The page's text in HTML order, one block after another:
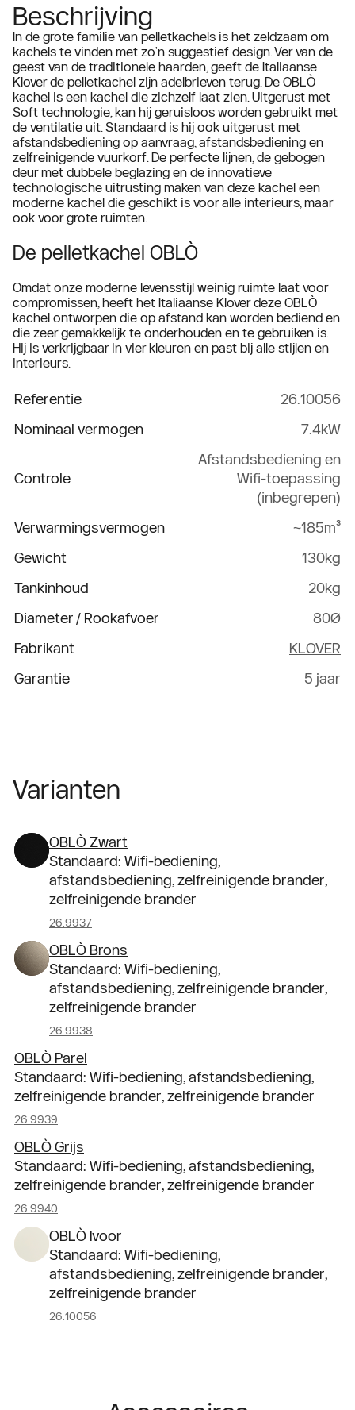
Beschrijving
In de grote familie van pelletkachels is het zeldzaam om
kachels te vinden met zo'n suggestief design. Ver van de
geest van de traditionele haarden, geeft de Italiaanse
Klover de pelletkachel zijn adelbrieven terug. De OBLÒ
kachel is een kachel die zichzelf laat zien. Uitgerust met
Soft technologie, kan hij geruisloos worden gebruikt met
de ventilatie uit. Standaard is hij ook uitgerust met
afstandsbediening op aanvraag, afstandsbediening en
zelfreinigende vuurkorf. De perfecte lijnen, de gebogen
deur met dubbele beglazing en de innovatieve
technologische uitrusting maken van deze kachel een
moderne kachel die geschikt is voor alle interieurs, maar
ook voor grote ruimten.
De pelletkachel OBLÒ
Omdat onze moderne levensstijl weinig ruimte laat voor
compromissen, heeft het Italiaanse Klover deze OBLÒ
kachel ontworpen die op afstand kan worden bediend en
die zeer gemakkelijk te onderhouden en te gebruiken is.
Hij is verkrijgbaar in vier kleuren en past bij alle stijlen en
interieurs.
Referentie
26.10056
Nominaal vermogen
7.4kW
Controle
Afstandsbediening en
Wifi-toepassing
(inbegrepen)
Verwarmingsvermogen
~185m³
Gewicht
130kg
Tankinhoud
20kg
Diameter / Rookafvoer
80Ø
Fabrikant
KLOVER
Garantie
5 jaar
Varianten
OBLÒ Zwart
Standaard: Wifi-bediening,
afstandsbediening, zelfreinigende brander,
zelfreinigende brander
26.9937
OBLÒ Brons
Standaard: Wifi-bediening,
afstandsbediening, zelfreinigende brander,
zelfreinigende brander
26.9938
OBLÒ Parel
Standaard: Wifi-bediening, afstandsbediening,
zelfreinigende brander, zelfreinigende brander
26.9939
OBLÒ Grijs
Standaard: Wifi-bediening, afstandsbediening,
zelfreinigende brander, zelfreinigende brander
26.9940
OBLÒ Ivoor
Standaard: Wifi-bediening,
afstandsbediening, zelfreinigende brander,
zelfreinigende brander
26.10056